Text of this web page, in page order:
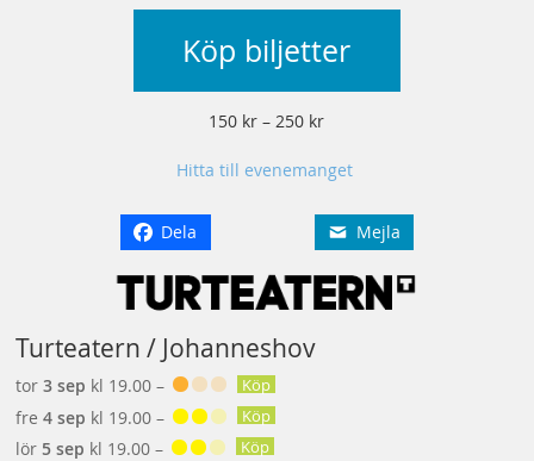
Köp biljetter
150 kr – 250 kr
Hitta till evenemanget
Dela Mejla
Turteatern / Johanneshov
tor3 sep kl 19.00 – Köp
fre4 sep kl 19.00 – Köp
lör5 sep kl 19.00 – Köp